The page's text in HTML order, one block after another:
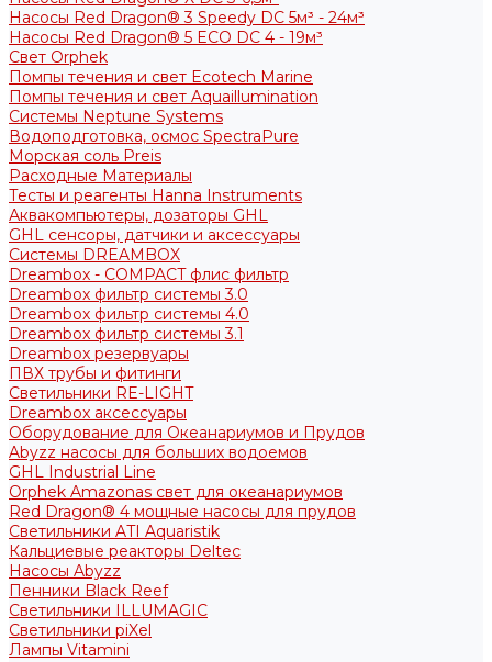
Насосы Red Dragon® 3 Speedy DC 5м³ - 24м³
Насосы Red Dragon® 5 ECO DC 4 - 19м³
Свет Orphek
Помпы течения и свет Ecotech Marine
Помпы течения и свет Aquaillumination
Системы Neptune Systems
Водоподготовка, осмос SpectraPure
Морская соль Preis
Расходные Материалы
Тесты и реагенты Hanna Instruments
Аквакомпьютеры, дозаторы GHL
GHL сенсоры, датчики и аксессуары
Системы DREAMBOX
Dreambox - COMPACT флис фильтр
Dreambox фильтр системы 3.0
Dreambox фильтр системы 4.0
Dreambox фильтр системы 3.1
Dreambox резервуары
ПВХ трубы и фитинги
Светильники RE-LIGHT
Dreambox аксессуары
Оборудование для Океанариумов и Прудов
Abyzz насосы для больших водоемов
GHL Industrial Line
Orphek Amazonas свет для океанариумов
Red Dragon® 4 мощные насосы для прудов
Светильники ATI Aquaristik
Кальциевые реакторы Deltec
Насосы Abyzz
Пенники Black Reef
Светильники ILLUMAGIC
Светильники piXel
Лампы Vitamini